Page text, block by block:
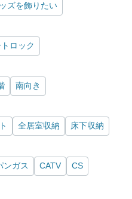
ズを飾りたい
ロック
南向き
全居室収納 床下収納
ンガス CATV
CS